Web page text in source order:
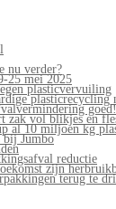
nu verder?
25 mei 2025
plasticvervuiling
goed!
zak vol blikjes en
al 10 miljoen kg
bij Jumbo
reductie
zijn
terug te